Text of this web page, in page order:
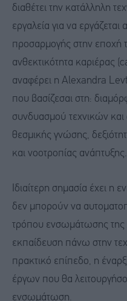
διαθέτει την κατάλληλη
εργαλεία για να
προσαρμογής στην εποχή
ανθεκτικότητα καριέρας
αναφέρει η Alexandra
που βασίζεσαι στη:
συνδυασμού τεχνικών
θεσμικής γνώσης,
και νοοτροπίας ανάπτυξης.
Ιδιαίτερη σημασία έχει η
δεν μπορούν να
τρόπου ενσωμάτωσης της
εκπαίδευση πάνω στην
πρακτικό επίπεδο, η
έργων που θα
ενσωμάτωση.